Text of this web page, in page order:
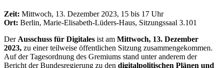
Zeit: Mittwoch, 13. Dezember 2023, 15 bis 17 Uhr
Ort: Berlin, Marie-Elisabeth-Lüders-Haus, Sitzungssaal 3.101
Der Ausschuss für Digitales ist am Mittwoch, 13. Dezember
2023, zu einer teilweise öffentlichen Sitzung zusammengekommen.
Auf der Tagesordnung des Gremiums stand unter anderem der
Bericht der Bundesregierung zu den digitalpolitischen Plänen und